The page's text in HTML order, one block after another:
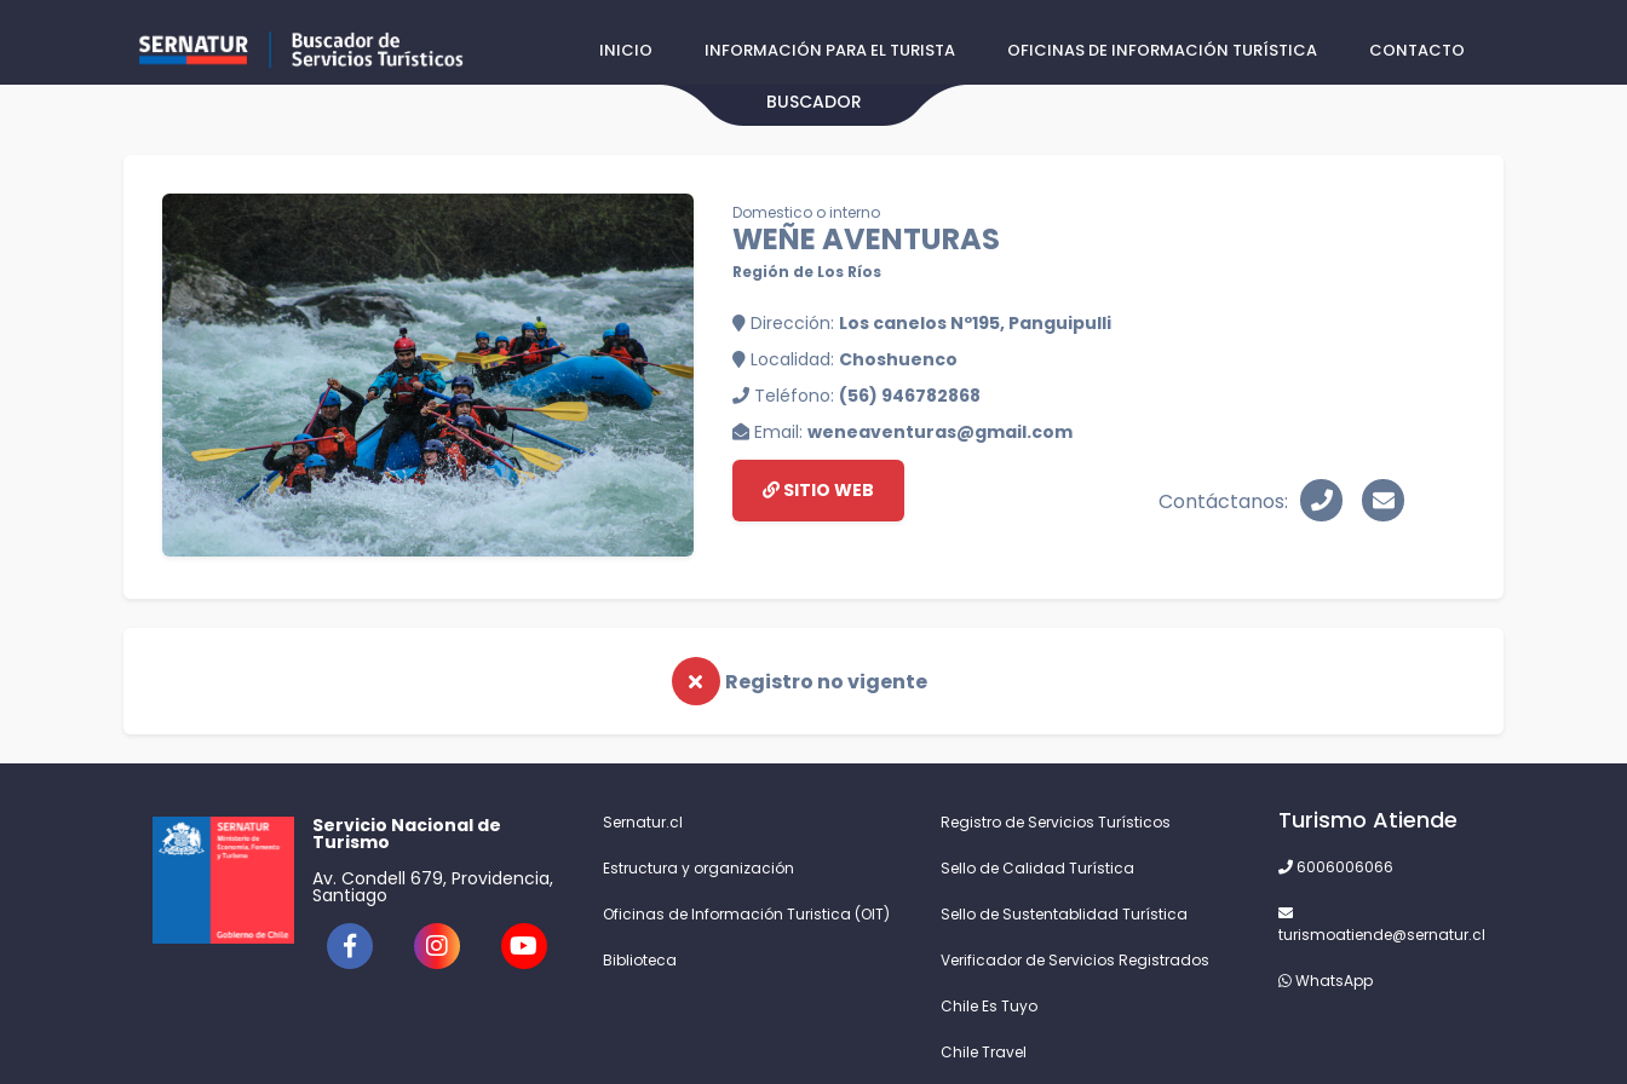
INICIO INFORMACIÓN PARA EL TURISTA OFICINAS DE INFORMACIÓN TURÍSTICA CONTACTO
BUSCADOR
Domestico o interno
WEÑE AVENTURAS
Región de Los Ríos
Dirección: Los canelos Nº195, Panguipulli
Localidad: Choshuenco
Teléfono: (56) 946782868
Email: weneaventuras@gmail.com
SITIO WEB Contáctanos:
Registro no vigente
Servicio Nacional de
Turismo
Av. Condell 679, Providencia,
Santiago
Sernatur.cl
Estructura y organización
Oficinas de Información Turistica (OIT)
Biblioteca
Registro de Servicios Turísticos
Sello de Calidad Turística
Sello de Sustentablidad Turística
Verificador de Servicios Registrados
Chile Es Tuyo
Chile Travel
Turismo Atiende
6006006066
turismoatiende@sernatur.cl
WhatsApp